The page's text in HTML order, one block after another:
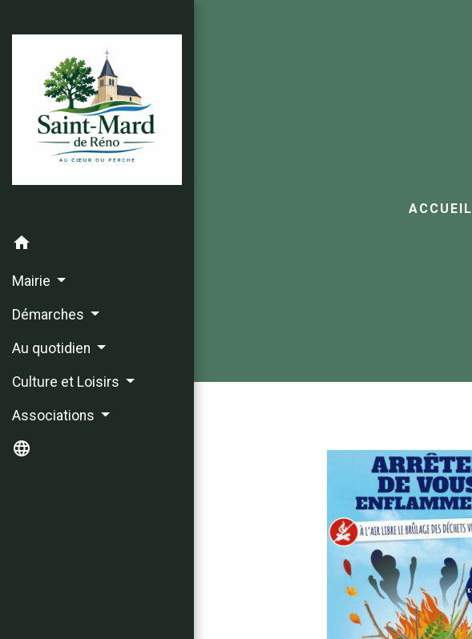
home
Mairie
Démarches
Au quotidien
Culture et Loisirs
Associations
language
ACCUEIL